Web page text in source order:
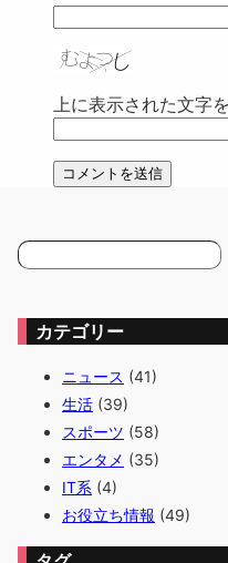
上に表示された文字
検
索
カテゴリー
ニュース (41)
生活 (39)
スポーツ (58)
エンタメ (35)
IT系 (4)
お役立ち情報 (49)